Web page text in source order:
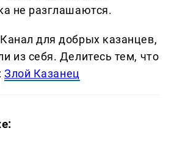
не разглашаются.
для добрых казанцев,
из себя. Делитеcь тем, что
Злой Казанец